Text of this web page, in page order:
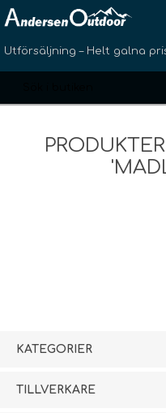
Utförsäljning – Helt galna
KATEGORIER
TILLVERKARE